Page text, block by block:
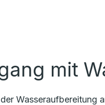
mit
Wasseraufbereitung